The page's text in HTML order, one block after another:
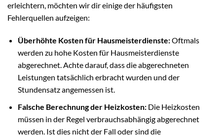
erleichtern, möchten wir dir einige der häufigsten
Fehlerquellen aufzeigen:
Überhöhte Kosten für Hausmeisterdienste:Oftmals
werden zu hohe Kosten für Hausmeisterdienste
abgerechnet. Achte darauf, dass die abgerechneten
Leistungen tatsächlich erbracht wurden und der
Stundensatz angemessen ist.
Falsche Berechnung der Heizkosten:Die Heizkosten
müssen in der Regel verbrauchsabhängig abgerechnet
werden. Ist dies nicht der Fall oder sind die